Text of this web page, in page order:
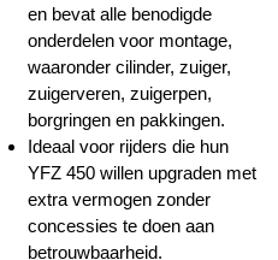
en bevat alle benodigde
onderdelen voor montage,
waaronder cilinder, zuiger,
zuigerveren, zuigerpen,
borgringen en pakkingen.
Ideaal voor rijders die hun
YFZ 450 willen upgraden met
extra vermogen zonder
concessies te doen aan
betrouwbaarheid.